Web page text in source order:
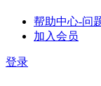
帮助中心-问
加入会员
登录